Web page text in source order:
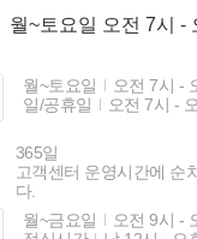
월~토요일 오전 7시 -
월~토요일
오전 7시 -
일/공휴일
오전 7시 -
365일
고객센터 운영시간에 순
다.
월~금요일
오전 9시 -